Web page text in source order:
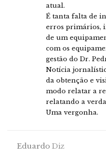
atual.
É tanta falta de
erros primários,
de um
com os
gestão do Dr.
Notícia
da obtenção e
modo relatar a
relatando a
Uma vergonha.
Eduardo Diz